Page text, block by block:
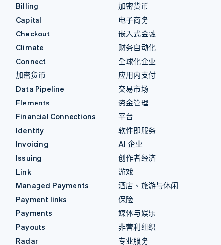
Billing
Capital
Checkout
Climate
Connect
加密货币
Data Pipeline
Elements
Financial Connections
Identity
Invoicing
Issuing
Link
Managed Payments
Payment links
Payments
Payouts
Radar
加密货币
电子商务
嵌入式金融
财务自动化
全球化企业
应用内支付
交易市场
资金管理
平台
软件即服务
AI 企业
创作者经济
游戏
酒店、旅游与休闲
保险
媒体与娱乐
非营利组织
专业服务